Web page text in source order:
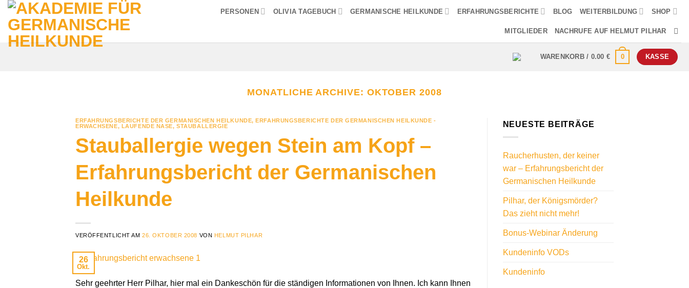
Zum
Inhalt
springen
PERSONEN OLIVIA TAGEBUCH GERMANISCHE HEILKUNDE ERFAHRUNGSBERICHTE BLOG WEITERBILDUNG SHOP
MITGLIEDER NACHRUFE AUF HELMUT PILHAR
WARENKORB / 0.00 € 0 KASSE
MONATLICHE ARCHIVE: OKTOBER 2008
ERFAHRUNGSBERICHTE DER GERMANISCHEN HEILKUNDE,ERFAHRUNGSBERICHTE DER GERMANISCHEN HEILKUNDE -
ERWACHSENE, LAUFENDE NASE,STAUBALLERGIE
Stauballergie wegen Stein am Kopf –
Erfahrungsbericht der Germanischen
Heilkunde
VERÖFFENTLICHT AM26. OKTOBER 2008 VON HELMUT PILHAR
26
Okt.
Sehr geehrter Herr Pilhar, hier mal ein Dankeschön für die ständigen Informationen von Ihnen. Ich kann Ihnen
NEUESTE BEITRÄGE
Raucherhusten, der keiner
war – Erfahrungsbericht der
Germanischen Heilkunde
Pilhar, der Königsmörder?
Das zieht nicht mehr!
Bonus-Webinar Änderung
Kundeninfo VODs
Kundeninfo